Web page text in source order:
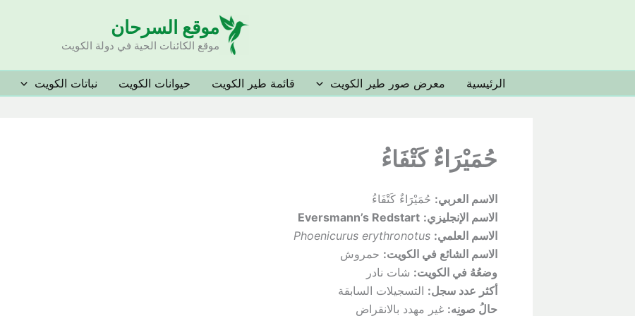
موقع السرحان
موقع الكائنات الحية في دولة الكويت
الرئيسية معرض صور طير الكويت قائمة طير الكويت حيوانات الكويت نباتات الكويت
حُمَيْرَاءٌ كَتْفَاءُ
الاسم العربي: حُمَيْرَاءٌ كَتْفَاءُ
الاسم الإنجليزي: Eversmann’s Redstart
الاسم العلمي: Phoenicurus erythronotus
الاسم الشائع في الكويت: حمروش
وضعُهُ في الكويت: شات نادر
أكثر عدد سجل: التسجيلات السابقة
حالُ صونِه: غير مهدد بالانقراض